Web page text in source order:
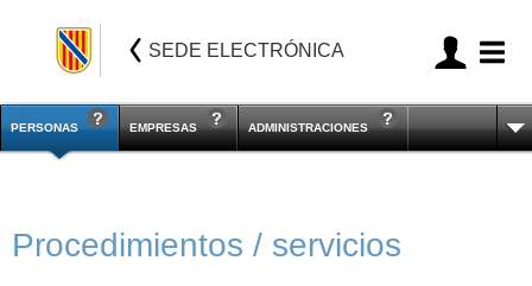
SEDE ELECTRÓNICA
PERSONAS EMPRESAS ADMINISTRACIONES
Procedimientos / servicios